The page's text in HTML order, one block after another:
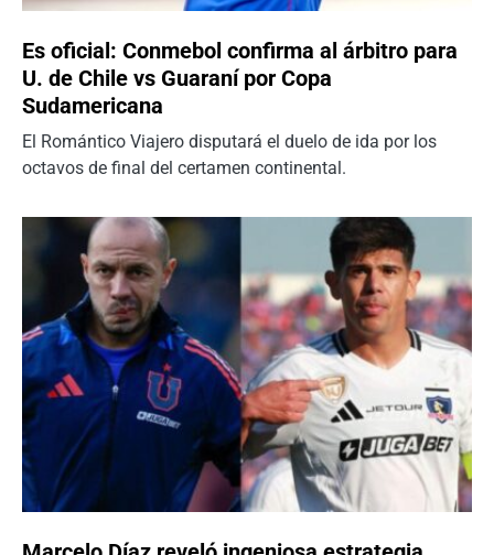
Es oficial: Conmebol confirma al árbitro para
U. de Chile vs Guaraní por Copa
Sudamericana
El Romántico Viajero disputará el duelo de ida por los
octavos de final del certamen continental.